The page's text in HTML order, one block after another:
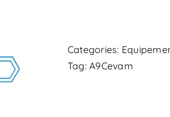
Categories:
Tag:A9Cevam